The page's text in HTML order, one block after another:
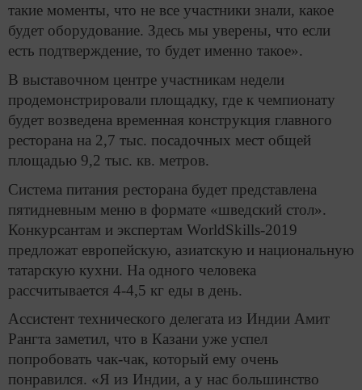
такие моменты, что не все участники знали, какое
будет оборудование. Здесь мы уверены, что если
есть подтверждение, то будет именно такое».
В выставочном центре участникам недели
продемонстрировали площадку, где к чемпионату
будет возведена временная конструкция главного
ресторана на 2,7 тыс. посадочных мест общей
площадью 9,2 тыс. кв. метров.
Система питания ресторана будет представлена
пятидневным меню в формате «шведский стол».
Конкурсантам и экспертам WorldSkills-2019
предложат европейскую, азиатскую и национальную
татарскую кухни. На одного человека
рассчитывается 4-4,5 кг еды в день.
Ассистент технического делегата из Индии Амит
Рангта заметил, что в Казани уже успел
попробовать чак-чак, который ему очень
понравился. «Я из Индии, а у нас большинство